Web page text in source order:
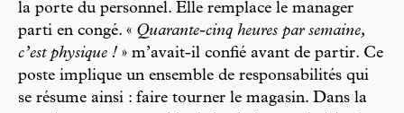
la porte du personnel. Elle remplace le manager
parti en congé. « Quarante-cinq heures par semaine,
c’est physique ! » m’avait-il confié avant de partir. Ce
poste implique un ensemble de responsabilités qui
se résume ainsi : faire tourner le magasin. Dans la